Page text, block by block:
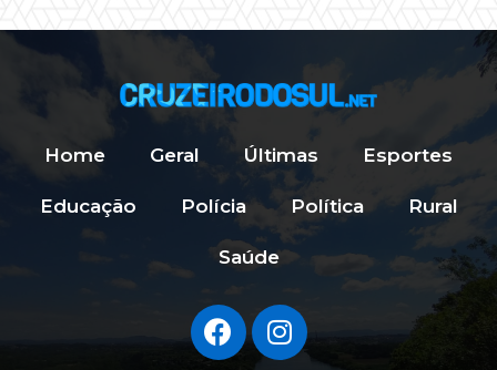
Home Geral Últimas Esportes
Educação Polícia Política Rural
Saúde